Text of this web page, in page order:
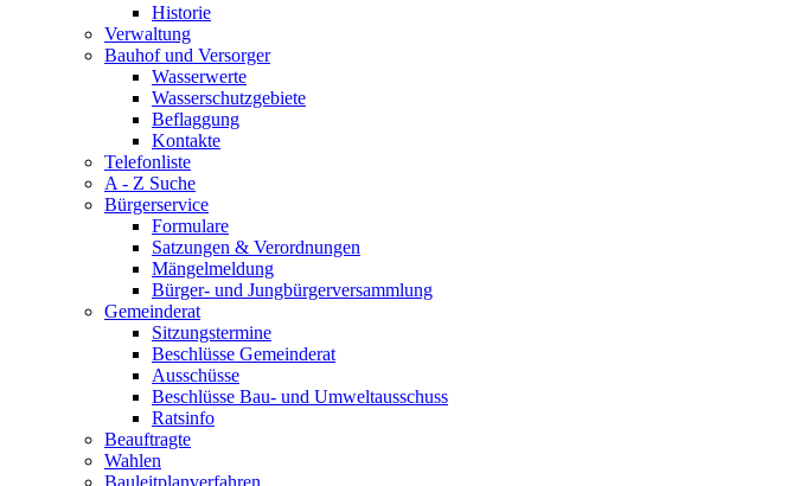
Historie
Verwaltung
Bauhof und Versorger
Wasserwerte
Wasserschutzgebiete
Beflaggung
Kontakte
Telefonliste
A - Z Suche
Bürgerservice
Formulare
Satzungen & Verordnungen
Mängelmeldung
Bürger- und Jungbürgerversammlung
Gemeinderat
Sitzungstermine
Beschlüsse Gemeinderat
Ausschüsse
Beschlüsse Bau- und Umweltausschuss
Ratsinfo
Beauftragte
Wahlen
Bauleitplanverfahren